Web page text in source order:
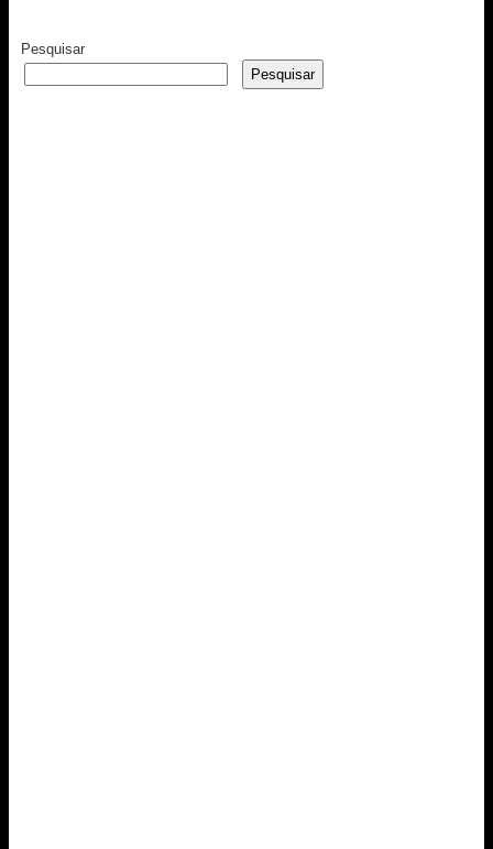
Pesquisar
Pesquisar